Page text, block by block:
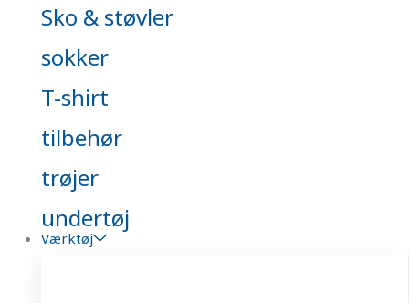
Sko & støvler
sokker
T-shirt
tilbehør
trøjer
undertøj
Værktøj